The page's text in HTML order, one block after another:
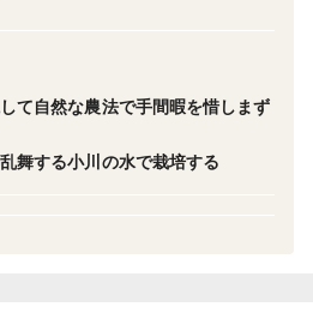
も行っていません。ヒナのうち
上がり10数メートルの飛行を
て自然な農法で手間暇を惜しまず
舞する小川の水で栽培する